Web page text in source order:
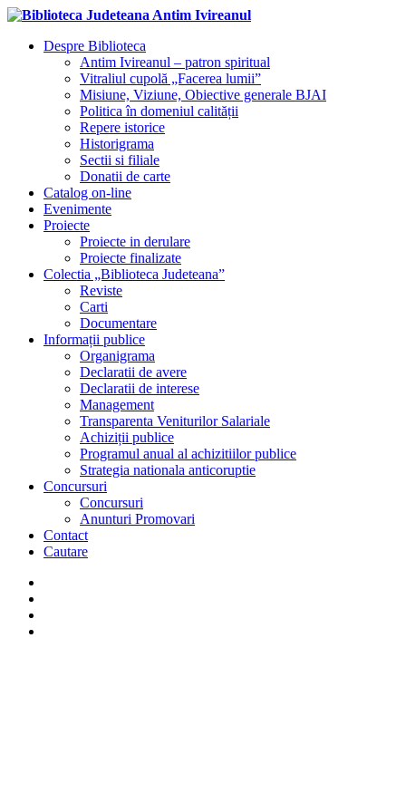
Despre Biblioteca
Antim Ivireanul – patron spiritual
Vitraliul cupolă „Facerea lumii”
Misiune, Viziune, Obiective generale BJAI
Politica în domeniul calității
Repere istorice
Historigrama
Sectii si filiale
Donatii de carte
Catalog on-line
Evenimente
Proiecte
Proiecte in derulare
Proiecte finalizate
Colectia „Biblioteca Judeteana”
Reviste
Carti
Documentare
Informații publice
Organigrama
Declaratii de avere
Declaratii de interese
Management
Transparenta Veniturilor Salariale
Achiziții publice
Programul anual al achizitiilor publice
Strategia nationala anticoruptie
Concursuri
Concursuri
Anunturi Promovari
Contact
Cautare